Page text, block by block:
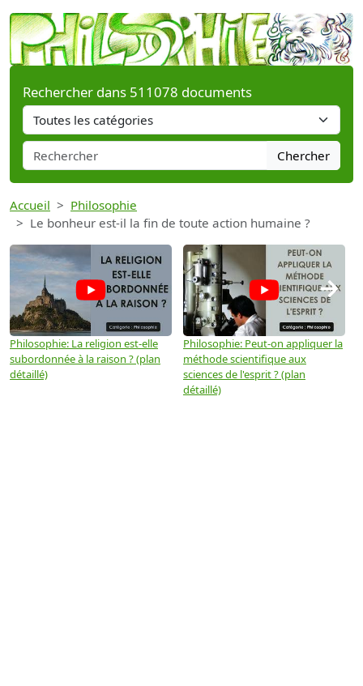
Rechercher dans 511078 documents
Chercher
Accueil
Philosophie
Le bonheur est-il la fin de toute action humaine ?
Philosophie: La religion est-elle
subordonnée à la raison ? (plan
détaillé)
Philosophie: Peut-on appliquer la
méthode scientifique aux
sciences de l'esprit ? (plan
détaillé)
→